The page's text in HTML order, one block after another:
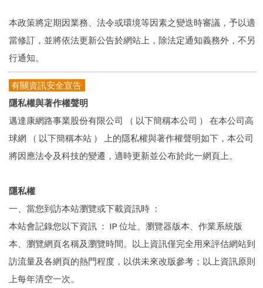
本政策將定期因業務、法令或環境等因素之變迭時審議，予以適
當修訂，並將依法更新公告於網站上，除法定通知義務外，不另
行通知。
有關資訊安全宣告
隱私權與著作權聲明
邁達康網路事業股份有限公司 （ 以下簡稱本公司 ） 在本公司高
球網 （ 以下簡稱本站 ） 上的隱私權與著作權聲明如下，本公司
將因應法令及科技的變遷，適時更新並公布於此一網頁上。
隱私權
一、當您到訪本站瀏覽或下載資訊時 ：
本站會記錄您以下資訊 ： IP 位址、瀏覽器版本、作業系統版
本、瀏覽網頁名稱及瀏覽時間。以上資訊僅完全用來評估網站到
訪流量及各網頁的熱門程度，以供未來改版參考；以上資訊原則
上每年清空一次。